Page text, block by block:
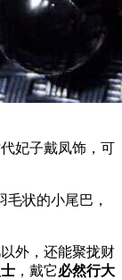
妃子戴凤饰，可
毛状的小尾巴，
外，还能聚拢财
，戴它必然行大